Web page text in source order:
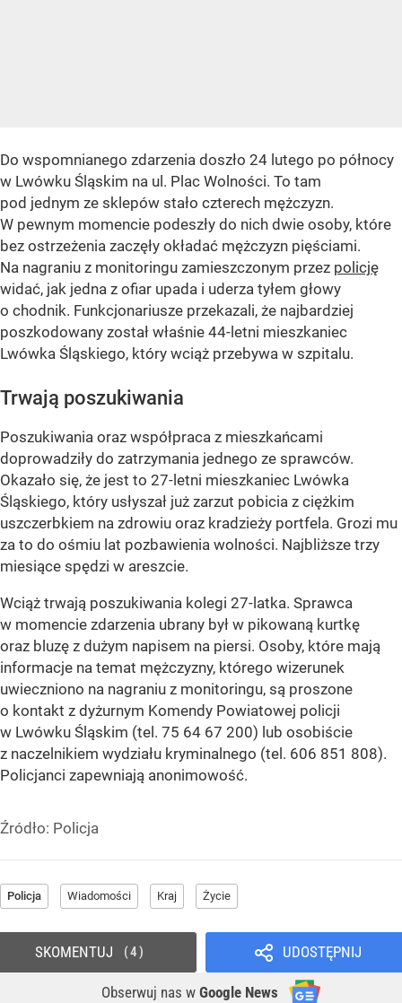
Do wspomnianego zdarzenia doszło 24 lutego po północy
w Lwówku Śląskim na ul. Plac Wolności. To tam
pod jednym ze sklepów stało czterech mężczyzn.
W pewnym momencie podeszły do nich dwie osoby, które
bez ostrzeżenia zaczęły okładać mężczyzn pięściami.
Na nagraniu z monitoringu zamieszczonym przez policję
widać, jak jedna z ofiar upada i uderza tyłem głowy
o chodnik. Funkcjonariusze przekazali, że najbardziej
poszkodowany został właśnie 44-letni mieszkaniec
Lwówka Śląskiego, który wciąż przebywa w szpitalu.
Trwają poszukiwania
Poszukiwania oraz współpraca z mieszkańcami
doprowadziły do zatrzymania jednego ze sprawców.
Okazało się, że jest to 27-letni mieszkaniec Lwówka
Śląskiego, który usłyszał już zarzut pobicia z ciężkim
uszczerbkiem na zdrowiu oraz kradzieży portfela. Grozi mu
za to do ośmiu lat pozbawienia wolności. Najbliższe trzy
miesiące spędzi w areszcie.
Wciąż trwają poszukiwania kolegi 27-latka. Sprawca
w momencie zdarzenia ubrany był w pikowaną kurtkę
oraz bluzę z dużym napisem na piersi. Osoby, które mają
informacje na temat mężczyzny, którego wizerunek
uwieczniono na nagraniu z monitoringu, są proszone
o kontakt z dyżurnym Komendy Powiatowej policji
w Lwówku Śląskim (tel. 75 64 67 200) lub osobiście
z naczelnikiem wydziału kryminalnego (tel. 606 851 808).
Policjanci zapewniają anonimowość.
Źródło: Policja
Policja Wiadomości Kraj Życie
UDOSTĘPNIJ
Obserwuj nas w Google News
SKOMENTUJ 4